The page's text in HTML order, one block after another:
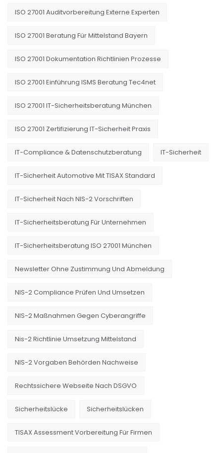
ISO 27001 Auditvorbereitung Externe Experten
ISO 27001 Beratung Für Mittelstand Bayern
ISO 27001 Dokumentation Richtlinien Prozesse
ISO 27001 Einführung ISMS Beratung Tec4net
ISO 27001 IT-Sicherheitsberatung München
ISO 27001 Zertifizierung IT-Sicherheit Praxis
IT-Compliance & Datenschutzberatung IT-Sicherheit
IT-Sicherheit Automotive Mit TISAX Standard
IT-Sicherheit Nach NIS-2 Vorschriften
IT-Sicherheitsberatung Für Unternehmen
IT-Sicherheitsberatung ISO 27001 München
Newsletter Ohne Zustimmung Und Abmeldung
NIS-2 Compliance Prüfen Und Umsetzen
NIS-2 Maßnahmen Gegen Cyberangriffe
Nis-2 Richtlinie Umsetzung Mittelstand
NIS-2 Vorgaben Behörden Nachweise
Rechtssichere Webseite Nach DSGVO
Sicherheitslücke Sicherheitslücken
TISAX Assessment Vorbereitung Für Firmen